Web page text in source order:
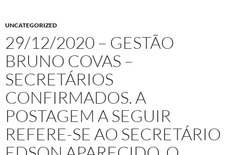
UNCATEGORIZED
29/12/2020 – GESTÃO
BRUNO COVAS –
SECRETÁRIOS
CONFIRMADOS. A
POSTAGEM A SEGUIR
REFERE-SE AO SECRETÁRIO